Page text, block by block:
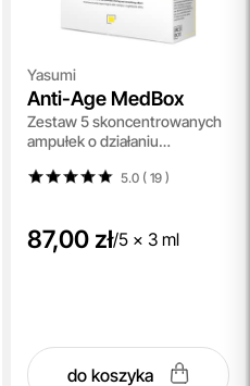
Yasumi
Anti-Age MedBox
Zestaw 5 skoncentrowanych
ampułek o działaniu
5.0 ( 19)
87,00 zł/5 x 3 ml
do koszyka